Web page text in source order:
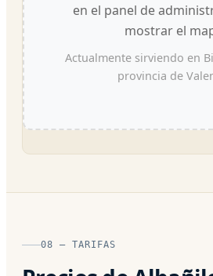
en el panel de
mostrar el
Actualmente sirviendo en
provincia de
08 — TARIFAS